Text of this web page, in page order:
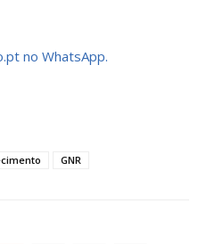
no WhatsApp.
GNR